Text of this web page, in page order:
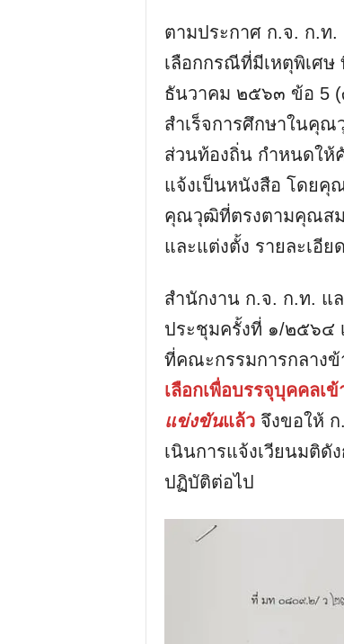
ตามประกาศ ก.จ. ก.ท.
เลือกกรณีที่มีเหตุพิเศ
ธันวาคม ๒๕๖๓ ข้อ 5 (
สําเร็จการศึกษาในคุ
ส่วนท้องถิ่น กําหนดให้
แจ้งเป็นหนังสือ โดยคุ
คุณวุฒิที่ตรงตามคุณสม
และแต่งตั้ง รายละเอี
สํานักงาน ก.จ. ก.ท. แ
ประชุมครั้งที่ ๑/๒๕๖
ที่คณะกรรมการกลาง
เลือกเพื่อบรรจุบุคคลเ
แข่งขันแล้วจึงขอให้ ก
เนินการแจ้งเวียนมติดั
ปฏิบัติต่อไป